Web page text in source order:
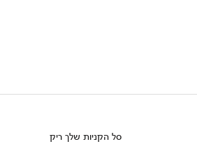
סל הקניות שלך ריק